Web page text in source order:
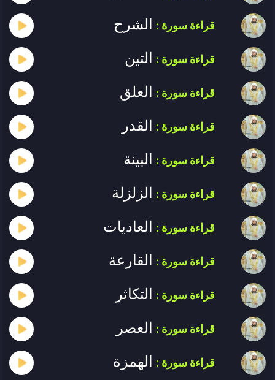
قراءة سورة : الشرح
قراءة سورة : التين
قراءة سورة : العلق
قراءة سورة : القدر
قراءة سورة : البينة
قراءة سورة : الزلزلة
قراءة سورة : العاديات
قراءة سورة : القارعة
قراءة سورة : التكاثر
قراءة سورة : العصر
قراءة سورة : الهمزة